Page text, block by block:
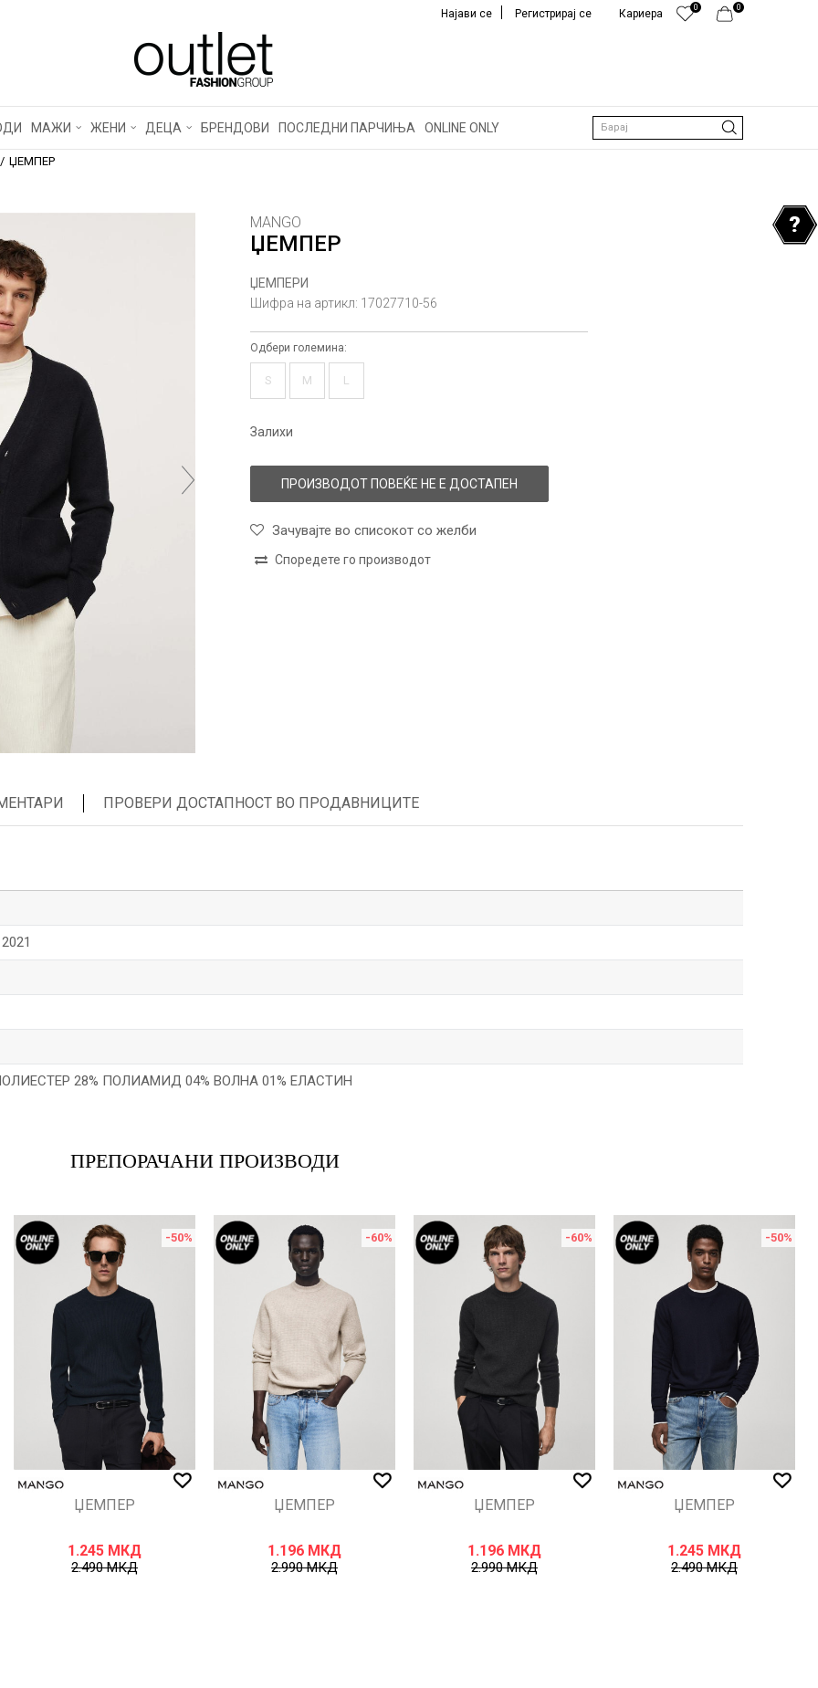
0
0
Кариера
Најави се Регистрирај се
МАЖИ ЖЕНИ ДЕЦА БРЕНДОВИ ПОСЛЕДНИ ПАРЧИЊА ONLINE ONLY Барај
ЏЕМПЕР
MANGO
ЏЕМПЕР
ЏЕМПЕРИ
Шифра на артикл: 17027710-56
Одбери големина:
S M L
Залихи
ПРОИЗВОДОТ ПОВЕЌЕ НЕ Е ДОСТАПЕН
Зачувајте во списокот со желби
Споредете го производот
ПРОВЕРИ ДОСТАПНОСТ ВО ПРОДАВНИЦИТЕ
28% ПОЛИАМИД 04% ВОЛНА 01% ЕЛАСТИН
ПРЕПОРАЧАНИ ПРОИЗВОДИ
-50%
ЏЕМПЕР
1.245 МКД
2.490МКД
-60%
ЏЕМПЕР
1.196 МКД
2.990МКД
-60%
ЏЕМПЕР
1.196 МКД
2.990МКД
-50%
ЏЕМПЕР
1.245 МКД
2.490МКД